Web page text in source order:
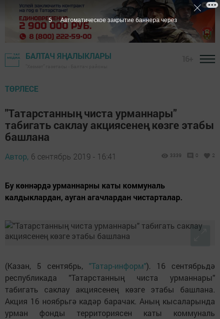
БАЛТАЧ ЯҢАЛЫКЛАРЫ
ТӨРЛЕСЕ
"Татарстанның чиста урманнары"
табигать саклау акциясенең көзге этабы
башлана
Автор, 6 сентябрь 2019 - 16:41 3339 0 2
Бу көннәрдә урманнарны каты коммуналь
калдыклардан, ауган агачлардан чистарталар.
(Казан, 5 сентябрь, "Татар-информ"). 16 сентябрьдә
республикада "Татарстанның чиста урманнары"
табигать саклау акциясенең көзге этабы башлана.
Акция 16 ноябрьгә кадәр барачак. Аның кысаларында
урман фонды территориясен каты коммуналь
3 Автоматическое закрытие баннера через